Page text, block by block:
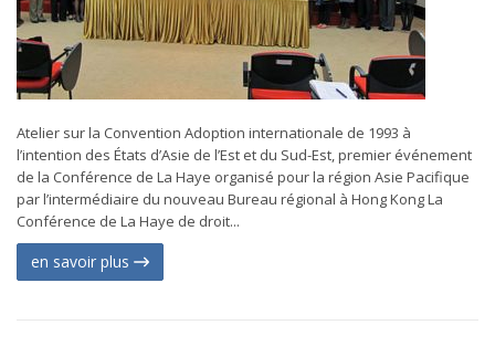
Atelier sur la Convention Adoption internationale de 1993 à
l’intention des États d’Asie de l’Est et du Sud-Est, premier événement
de la Conférence de La Haye organisé pour la région Asie Pacifique
par l’intermédiaire du nouveau Bureau régional à Hong Kong La
Conférence de La Haye de droit...
en savoir plus